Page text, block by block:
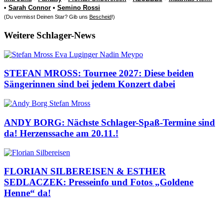
• Sarah Connor • Semino Rossi
(Du vermisst Deinen Star? Gib uns Bescheid!)
Weitere Schlager-News
STEFAN MROSS: Tournee 2027: Diese beiden
Sängerinnen sind bei jedem Konzert dabei
ANDY BORG: Nächste Schlager-Spaß-Termine sind
da! Herzenssache am 20.11.!
FLORIAN SILBEREISEN & ESTHER
SEDLACZEK: Presseinfo und Fotos „Goldene
Henne“ da!